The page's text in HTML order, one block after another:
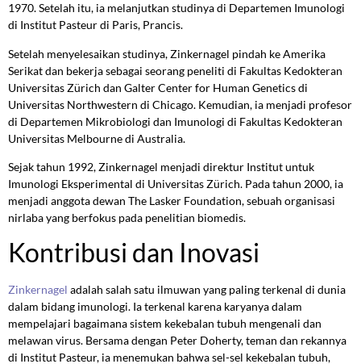
1970. Setelah itu, ia melanjutkan studinya di Departemen Imunologi
di Institut Pasteur di Paris, Prancis.
Setelah menyelesaikan studinya, Zinkernagel pindah ke Amerika
Serikat dan bekerja sebagai seorang peneliti di Fakultas Kedokteran
Universitas Zürich dan Galter Center for Human Genetics di
Universitas Northwestern di Chicago. Kemudian, ia menjadi profesor
di Departemen Mikrobiologi dan Imunologi di Fakultas Kedokteran
Universitas Melbourne di Australia.
Sejak tahun 1992, Zinkernagel menjadi direktur Institut untuk
Imunologi Eksperimental di Universitas Zürich. Pada tahun 2000, ia
menjadi anggota dewan The Lasker Foundation, sebuah organisasi
nirlaba yang berfokus pada penelitian biomedis.
Kontribusi dan Inovasi
Zinkernagel adalah salah satu ilmuwan yang paling terkenal di dunia
dalam bidang imunologi. Ia terkenal karena karyanya dalam
mempelajari bagaimana sistem kekebalan tubuh mengenali dan
melawan virus. Bersama dengan Peter Doherty, teman dan rekannya
di Institut Pasteur, ia menemukan bahwa sel-sel kekebalan tubuh,